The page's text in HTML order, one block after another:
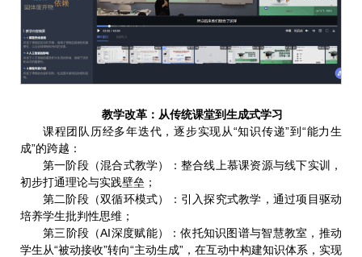
教学改革：从传统课堂到生成式学习
课程团队历经多年迭代，逐步实现从“知识传递”到“能力生
成”的跨越：
第一阶段（混合式教学）：整合线上慕课资源与线下实训，
初步打通理论与实践壁垒；
第二阶段（双循环模式）：引入探究式教学，通过项目驱动
培养学生批判性思维；
第三阶段（AI深度赋能）：依托知识图谱与智慧教室，推动
学生从“被动接收”转向“主动生成”，在互动中构建知识体系，实现